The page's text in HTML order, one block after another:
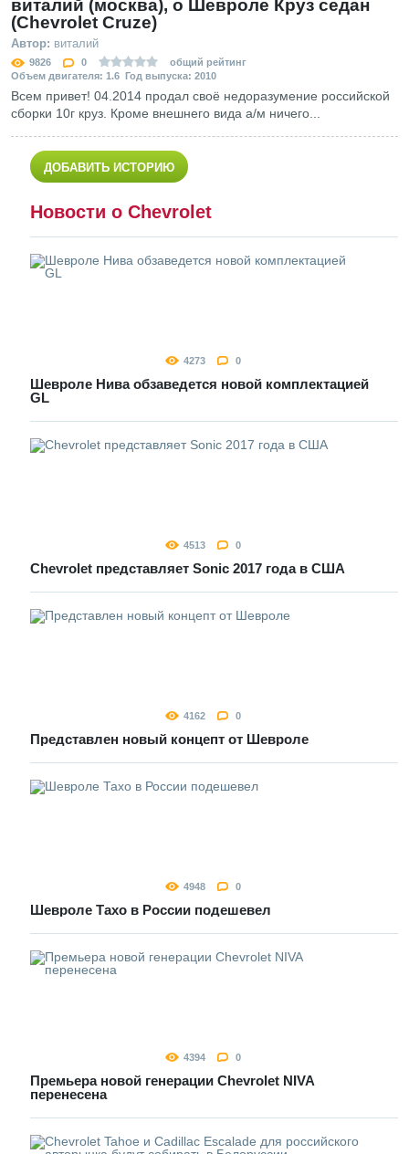
виталий (москва), о Шевроле Круз седан
(Chevrolet Cruze)
Автор: виталий
9826 0
общий рейтинг
Объем двигателя: 1.6 Год выпуска: 2010
Всем привет! 04.2014 продал своё недоразумение российской
сборки 10г круз. Кроме внешнего вида а/м ничего...
ДОБАВИТЬ ИСТОРИЮ
Новости о Chevrolet
4273 0
Шевроле Нива обзаведется новой комплектацией
GL
4513 0
Chevrolet представляет Sonic 2017 года в США
4162 0
Представлен новый концепт от Шевроле
4948 0
Шевроле Тахо в России подешевел
4394 0
Премьера новой генерации Chevrolet NIVA
перенесена